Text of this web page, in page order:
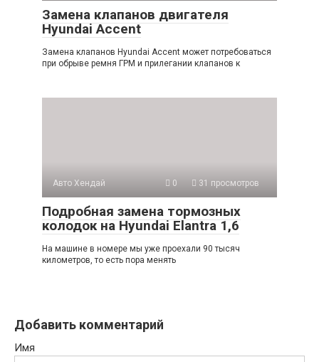
Замена клапанов двигателя
Hyundai Accent
Замена клапанов Hyundai Accent может потребоваться
при обрыве ремня ГРМ и прилегании клапанов к
Авто Хендай 0 31 просмотров
Подробная замена тормозных
колодок на Hyundai Elantra 1,6
На машине в номере мы уже проехали 90 тысяч
километров, то есть пора менять
Добавить комментарий
Имя